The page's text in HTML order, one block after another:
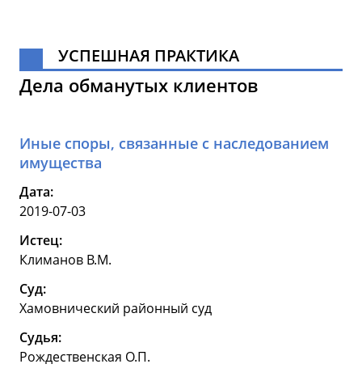
УСПЕШНАЯ ПРАКТИКА
Дела обманутых клиентов
Иные споры, связанные с наследованием
имущества
Дата:
2019-07-03
Истец:
Климанов В.М.
Суд:
Хамовнический районный суд
Судья:
Рождественская О.П.